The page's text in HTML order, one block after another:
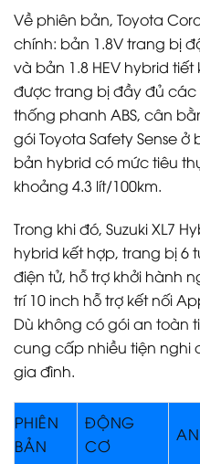
Về phiên bản, Toyota
chính: bản 1.8V trang bị
và bản 1.8 HEV hybrid
được trang bị đầy đủ
thống phanh ABS, cân
gói Toyota Safety Sense
bản hybrid có mức tiêu
khoảng 4.3 lít/100km.
Trong khi đó, Suzuki XL7
hybrid kết hợp, trang bị 6
điện tử, hỗ trợ khởi hành
trí 10 inch hỗ trợ kết nối
Dù không có gói an toàn
cung cấp nhiều tiện nghi
gia đình.
PHIÊN
BẢN
ĐỘNG
CƠ